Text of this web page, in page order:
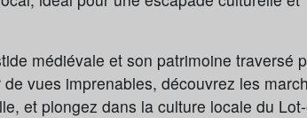
médiévale et son patrimoine traversé
vues imprenables, découvrez les
et plongez dans la culture locale du